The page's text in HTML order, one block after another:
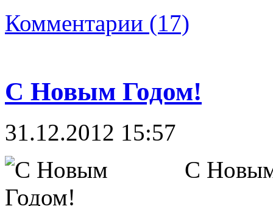
Комментарии (17)
С Новым Годом!
31.12.2012 15:57
С